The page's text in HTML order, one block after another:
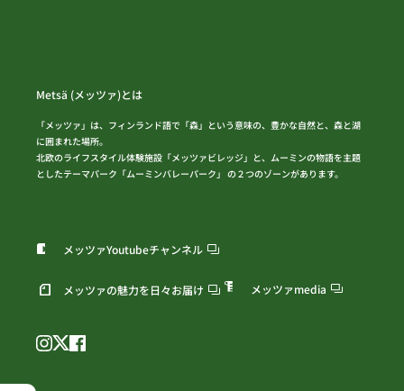
Metsä (メッツァ)とは
「メッツァ」は、フィンランド語で「森」という意味の、豊かな自然と、森と湖
に囲まれた場所。
北欧のライフスタイル体験施設「メッツァビレッジ」と、ムーミンの物語を主題
としたテーマパーク「ムーミンバレーパーク」 の２つのゾーンがあります。
メッツァYoutubeチャンネル
メッツァの魅力を日々お届け メッツァmedia